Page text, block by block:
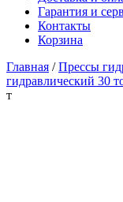
Гарантия и
Контакты
Корзина
Главная /Прессы
гидравлический 30
т